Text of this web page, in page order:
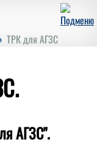
ТРК для АГЗС
АГЗС".